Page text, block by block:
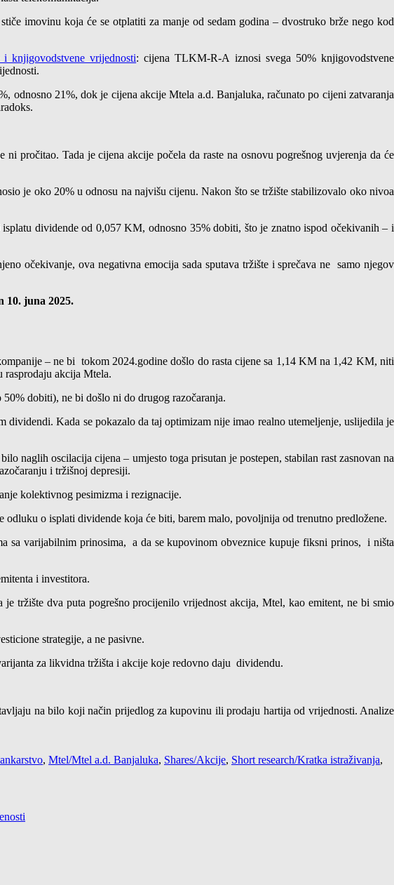
imovinu koja će se otplatiti za manje od sedam godina – dvostruko brže nego kod
i knjigovodstvene vrijednosti: cijena TLKM-R-A iznosi svega 50% knjigovodstvene
odnosno 21%, dok je cijena akcije Mtela a.d. Banjaluka, računato po cijeni zatvaranja
pročitao. Tada je cijena akcije počela da raste na osnovu pogrešnog uvjerenja da će
je oko 20% u odnosu na najvišu cijenu. Nakon što se tržište stabilizovalo oko nivoa
dividende od 0,057 KM, odnosno 35% dobiti, što je znatno ispod očekivanih – i
očekivanje, ova negativna emocija sada sputava tržište i sprečava ne samo njegov
10. juna 2025.
– ne bi tokom 2024.godine došlo do rasta cijene sa 1,14 KM na 1,42 KM, niti
rasprodaju akcija Mtela.
dobiti), ne bi došlo ni do drugog razočaranja.
Kada se pokazalo da taj optimizam nije imao realno utemeljenje, uslijedila je
naglih oscilacija cijena – umjesto toga prisutan je postepen, stabilan rast zasnovan na
i tržišnoj depresiji.
kolektivnog pesimizma i rezignacije.
o isplati dividende koja će biti, barem malo, povoljnija od trenutno predložene.
sa varijabilnim prinosima, a da se kupovinom obveznice kupuje fiksni prinos, i ništa
i investitora.
tržište dva puta pogrešno procijenilo vrijednost akcija, Mtel, kao emitent, ne bi smio
strategije, a ne pasivne.
za likvidna tržišta i akcije koje redovno daju dividendu.
na bilo koji način prijedlog za kupovinu ili prodaju hartija od vrijednosti. Analize
, Mtel/Mtel a.d. Banjaluka, Shares/Akcije, Short research/Kratka istraživanja,